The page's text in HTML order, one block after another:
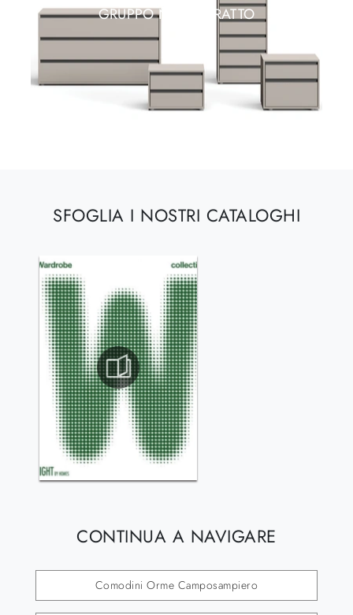
GRUPPO NOTTE TRATTO
SFOGLIA I NOSTRI CATALOGHI
CONTINUA A NAVIGARE
Comodini Orme Camposampiero